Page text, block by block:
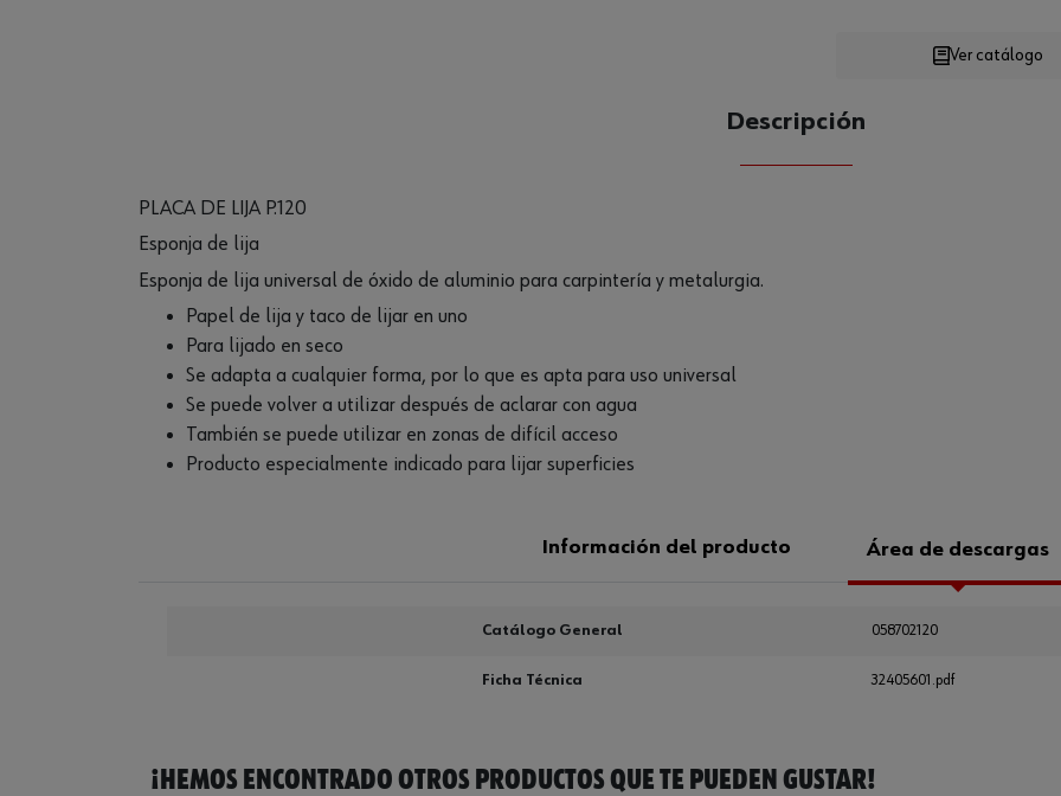
CANTIDAD
Ver catálogo
Descripción
PLACA DE LIJA P.120
Esponja de lija
Esponja de lija universal de óxido de aluminio para carpintería y metalurgia.
Papel de lija y taco de lijar en uno
Para lijado en seco
Se adapta a cualquier forma, por lo que es apta para uso universal
Se puede volver a utilizar después de aclarar con agua
También se puede utilizar en zonas de difícil acceso
Producto especialmente indicado para lijar superficies
Información del producto Área de descargas
Catálogo General 058702120
Ficha Técnica 32405601.pdf
¡HEMOS ENCONTRADO OTROS PRODUCTOS QUE TE PUEDEN GUSTAR!